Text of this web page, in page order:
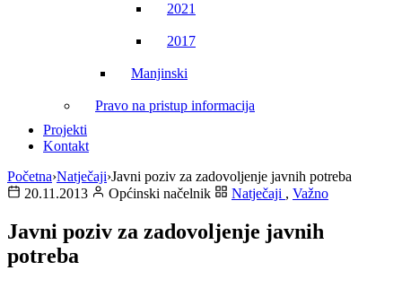
2021
2017
Manjinski
Pravo na pristup informacija
Projekti
Kontakt
Početna›Natječaji›Javni poziv za zadovoljenje javnih potreba
20.11.2013
Općinski načelnik Natječaji , Važno
Javni poziv za zadovoljenje javnih
potreba